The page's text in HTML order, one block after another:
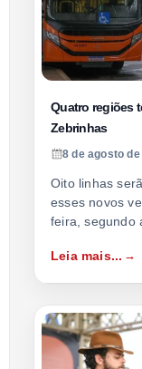
Quatro regiões
Zebrinhas
8 de agosto
Oito linhas
esses novos
feira, segundo
Leia mais...